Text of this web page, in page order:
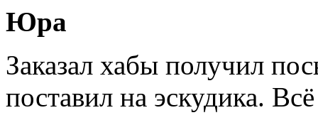
Юра
Заказал хабы получил
поставил на эскудика.